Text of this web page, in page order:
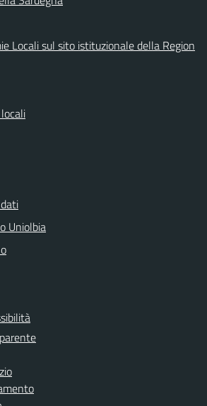
Locali sul sito istituzionale della Region
Uniolbia